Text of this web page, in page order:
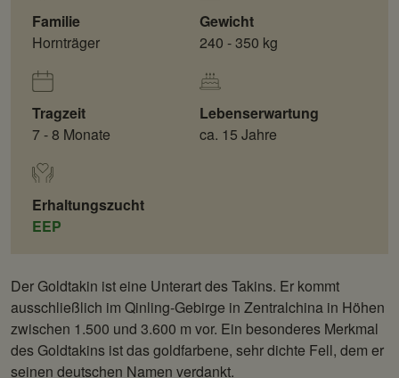
Familie
Hornträger
Gewicht
240 - 350 kg
Tragzeit
7 - 8 Monate
Lebenserwartung
ca. 15 Jahre
Erhaltungszucht
EEP
Der Goldtakin ist eine Unterart des Takins. Er kommt
ausschließlich im Qinling-Gebirge in Zentralchina in Höhen
zwischen 1.500 und 3.600 m vor. Ein besonderes Merkmal
des Goldtakins ist das goldfarbene, sehr dichte Fell, dem er
seinen deutschen Namen verdankt.